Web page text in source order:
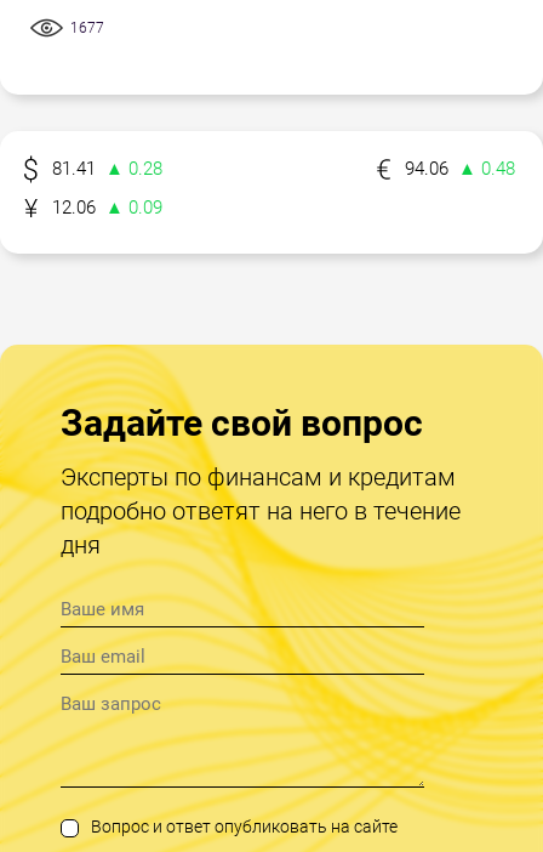
1677
81.41 ▲ 0.28 94.06
▲ 0.48
12.06
▲ 0.09
Задайте свой вопрос
Эксперты по финансам и кредитам
подробно ответят на него в течение
дня
Вопрос и ответ опубликовать на сайте